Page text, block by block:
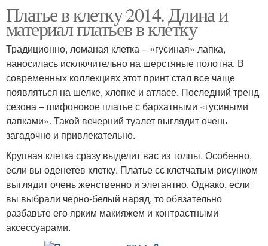
Платье в клетку 2014. Длина и
материал платьев в клетку
Традиционно, ломаная клетка – «гусиная» лапка,
наносилась исключительно на шерстяные полотна. В
современных коллекциях этот принт стал все чаще
появляться на шелке, хлопке и атласе. Последний тренд
сезона – шифоновое платье с бархатными «гусиными
лапками». Такой вечерний туалет выглядит очень
загадочно и привлекательно.
Крупная клетка сразу выделит вас из толпы. Особенно,
если вы оденетев клетку. Платье сс клетчатым рисунком
выглядит очень женственно и элегантно. Однако, если
вы выбрали черно-белый наряд, то обязательно
разбавьте его ярким макияжем и контрастными
аксессуарами.